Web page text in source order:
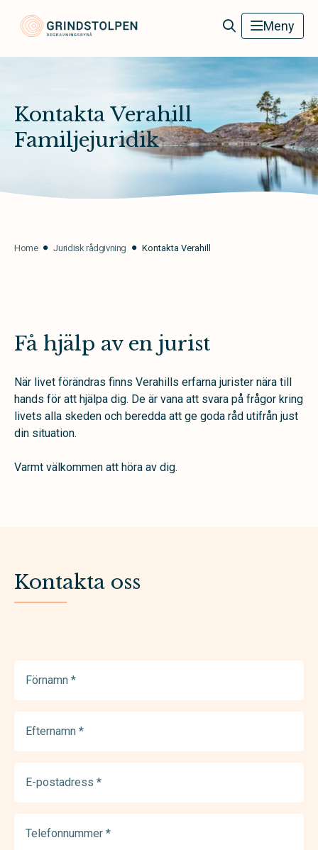
Grindstolpens Begravningsbyrå
Meny
Kontakta Verahill
Familjejuridik
Home Juridisk rådgivning Kontakta Verahill
Få hjälp av en jurist
När livet förändras finns Verahills erfarna jurister nära till
hands för att hjälpa dig. De är vana att svara på frågor kring
livets alla skeden och beredda att ge goda råd utifrån just
din situation.
Varmt välkommen att höra av dig.
Kontakta oss
(Required)
(Required)
postadress
(Required)